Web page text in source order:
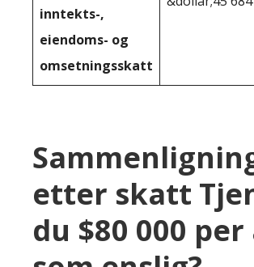
inntekts-,
eiendoms- og
omsetningsskatt
etter skatt
du $80 000 per